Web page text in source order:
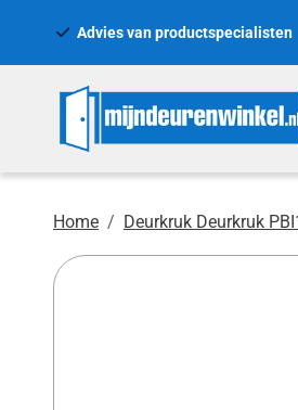
Advies van productspecialisten
Home Deurkruk Deurkruk